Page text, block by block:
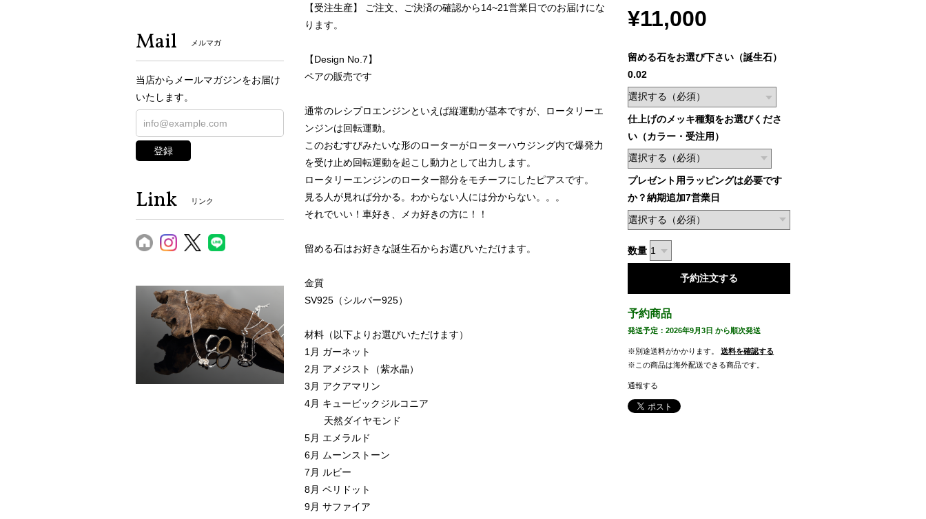
【受注生産】 ご注文、ご決済の確認から14~21営業日でのお届けにな
ります。
【Design No.7】
ペアの販売です
通常のレシプロエンジンといえば縦運動が基本ですが、ロータリーエ
ンジンは回転運動。
このおむすびみたいな形のローターがローターハウジング内で爆発力
を受け止め回転運動を起こし動力として出力します。
ロータリーエンジンのローター部分をモチーフにしたピアスです。
見る人が見れば分かる。わからない人には分からない。。。
それでいい！車好き、メカ好きの方に！！
留める石はお好きな誕生石からお選びいただけます。
金質
SV925（シルバー925）
材料（以下よりお選びいただけます）
1月 ガーネット
2月 アメジスト（紫水晶）
3月 アクアマリン
4月 キュービックジルコニア
天然ダイヤモンド
5月 エメラルド
6月 ムーンストーン
7月 ルビー
8月 ペリドット
9月 サファイア
¥11,000
留める石をお選び下さい（誕生石）
0.02
仕上げのメッキ種類をお選びくださ
い（カラー・受注用）
プレゼント用ラッピングは必要です
か？納期追加7営業日
数量
予約注文する
予約商品
発送予定：2026年9月3日 から順次発送
※別途送料がかかります。
送料を確認する
※この商品は海外配送できる商品です。
通報する
Mail メルマガ
当店からメールマガジンをお届け
いたします。
登録
Link リンク